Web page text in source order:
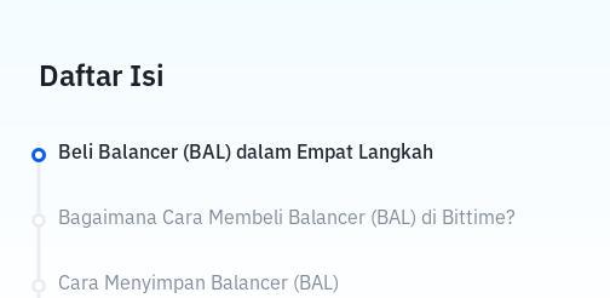
Daftar Isi
Beli Balancer (BAL) dalam Empat Langkah
Bagaimana Cara Membeli Balancer (BAL) di Bittime?
Cara Menyimpan Balancer (BAL)